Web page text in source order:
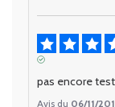
pas encore
Avis du 06/11/